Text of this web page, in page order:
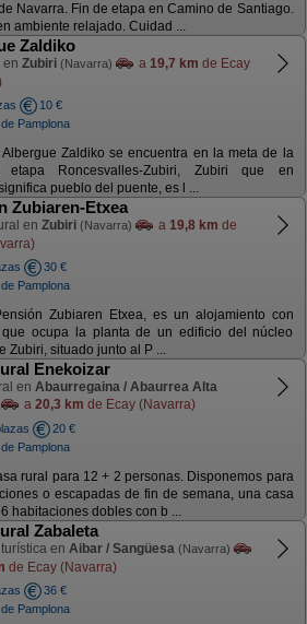
Navarra. Fin de etapa en Camino de Santiago.
ambiente relajado. Cuidad ...
Zaldiko
en Zubiri (Navarra) a 19,7 km de Ecay
10 €
Pamplona
Albergue Zaldiko se encuentra en la meta de la
etapa Roncesvalles-Zubiri, Zubiri que en
pueblo del puente, es l ...
Zubiaren-Etxea
en Zubiri (Navarra) a 19,8 km de
30 €
Pamplona
Zubiaren Etxea, es un alojamiento con
que ocupa la planta de un edificio del núcleo
Zubiri, situado junto al P ...
Enekoizar
en Abaurregaina / Abaurrea Alta
a 20,3 km de Ecay (Navarra)
20 €
Pamplona
rural para 12 + 2 personas. Disponemos para
o escapadas de fin de semana, una casa
habitaciones dobles con b ...
Zabaleta
en Aibar / Sangüesa (Navarra)
de Ecay (Navarra)
36 €
Pamplona